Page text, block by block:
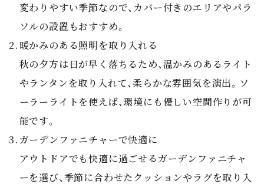
変わりやすい季節なので、カバー付きのエリアやパラ
ソルの設置もおすすめ。
暖かみのある照明を取り入れる
秋の夕方は日が早く落ちるため、温かみのあるライト
やランタンを取り入れて、柔らかな雰囲気を演出。ソ
ーラーライトを使えば、環境にも優しい空間作りが可
能です。
ガーデンファニチャーで快適に
アウトドアでも快適に過ごせるガーデンファニチャ
ーを選び、季節に合わせたクッションやラグを取り入